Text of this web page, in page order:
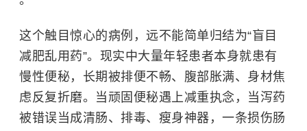
这个触目惊心的病例，远不能简单归结为“盲目
减肥乱用药”。现实中大量年轻患者本身就患有
慢性便秘，长期被排便不畅、腹部胀满、身材焦
虑反复折磨。当顽固便秘遇上减重执念，当泻药
被错误当成清肠、排毒、瘦身神器，一条损伤肠